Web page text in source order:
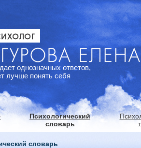
однозначных ответов,
лучше понять себя
Психологический
словарь
словарь